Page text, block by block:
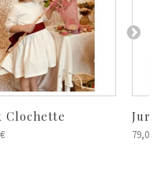
Clochette Jurk
79,00 €